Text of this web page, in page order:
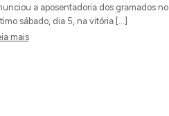
a aposentadoria dos gramados no
sábado, dia 5, na vitória […]
mais